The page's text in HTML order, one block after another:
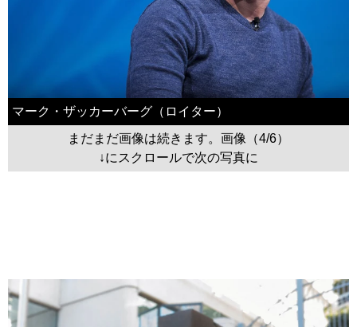
マーク・ザッカーバーグ（ロイター）
まだまだ画像は続きます。画像（4/6）
↓にスクロールで次の写真に